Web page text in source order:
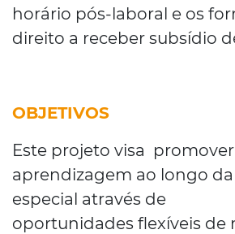
horário pós-laboral e os
direito a receber subsídio
OBJETIVOS
Este projeto visa promover
aprendizagem ao longo
especial através de
oportunidades flexíveis de